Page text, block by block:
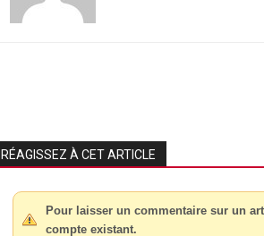
RÉAGISSEZ À CET ARTICLE
Pour laisser un commentaire sur un
compte existant.